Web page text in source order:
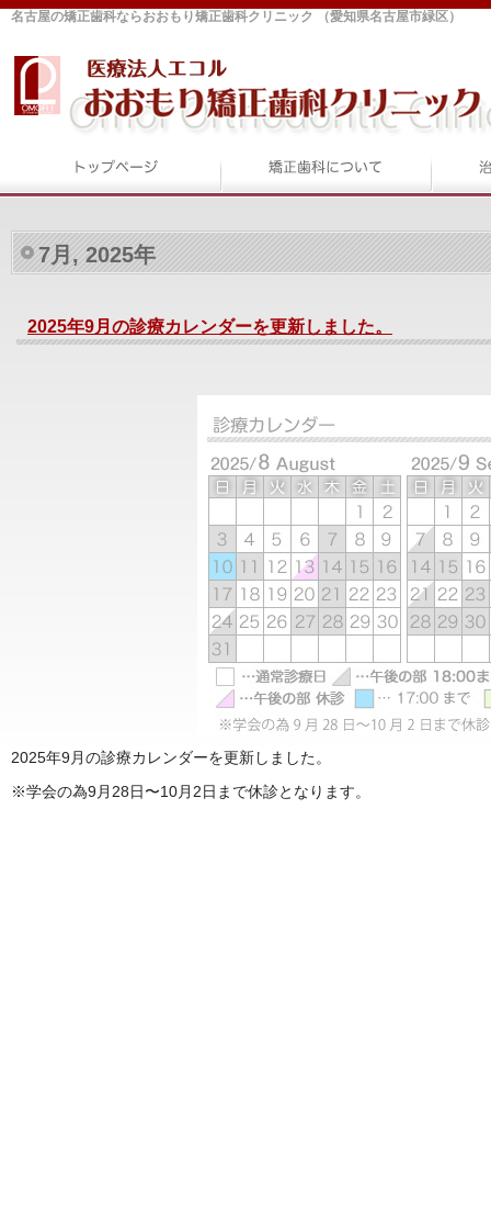
名古屋の矯正歯科ならおおもり矯正歯科クリニック （愛知県名古屋市緑区）
7月, 2025年
2025年9月の診療カレンダーを更新しました。
2025年9月の診療カレンダーを更新しました。
※学会の為9月28日〜10月2日まで休診となります。